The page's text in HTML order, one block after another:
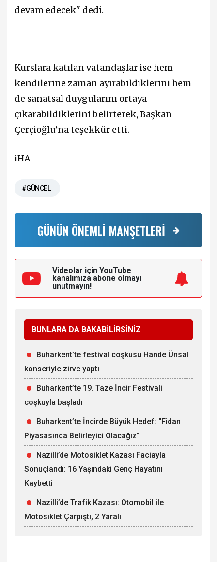
devam edecek" dedi.
Kurslara katılan vatandaşlar ise hem
kendilerine zaman ayırabildiklerini hem
de sanatsal duygularını ortaya
çıkarabildiklerini belirterek, Başkan
Çerçioğlu’na teşekkür etti.
iHA
#GÜNCEL
GÜNÜN ÖNEMLİ MANŞETLERİ
Videolar için YouTube
kanalımıza abone olmayı
unutmayın!
BUNLARA DA BAKABİLİRSİNİZ
Buharkent’te festival coşkusu Hande Ünsal
konseriyle zirve yaptı
Buharkent’te 19. Taze İncir Festivali
coşkuyla başladı
Buharkent’te İncirde Büyük Hedef: “Fidan
Piyasasında Belirleyici Olacağız”
Nazilli’de Motosiklet Kazası Faciayla
Sonuçlandı: 16 Yaşındaki Genç Hayatını
Kaybetti
Nazilli’de Trafik Kazası: Otomobil ile
Motosiklet Çarpıştı, 2 Yaralı